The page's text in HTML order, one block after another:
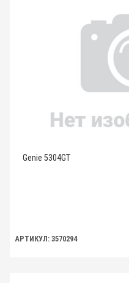
Genie 5304GT
АРТИКУЛ: 3570294